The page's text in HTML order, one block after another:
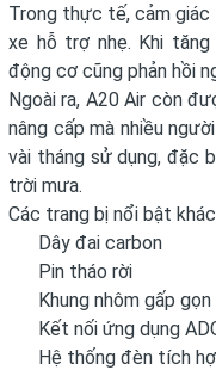
Trong thực tế, cảm giác
xe hỗ trợ nhẹ. Khi
động cơ cũng phản hồi
Ngoài ra, A20 Air còn
nâng cấp mà nhiều
vài tháng sử dụng, đặc
trời mưa.
Các trang bị nổi bật
Dây đai carbon
Pin tháo rời
Khung nhôm gấp gọn
Kết nối ứng dụng
Hệ thống đèn tích